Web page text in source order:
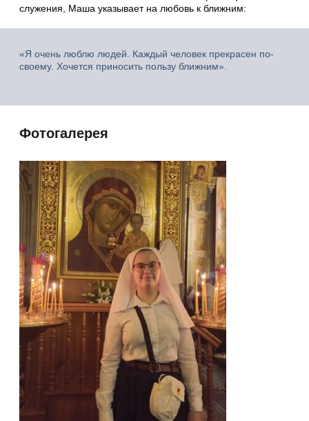
служения, Маша указывает на любовь к ближним:
«Я очень люблю людей. Каждый человек прекрасен по-
своему. Хочется приносить пользу ближним».
Фотогалерея